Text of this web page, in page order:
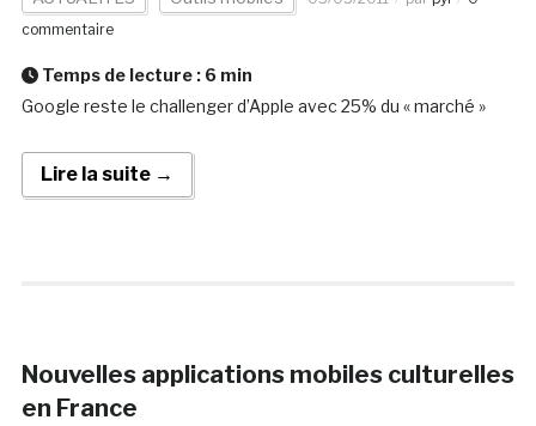
commentaire
Temps de lecture : 6 min
Google reste le challenger d’Apple avec 25% du « marché »
Lire la suite →
Nouvelles applications mobiles culturelles
en France